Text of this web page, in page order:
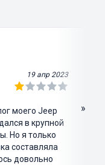
19 апр 2023
моего Jeep
в крупной
Но я только
составляла
довольно
»